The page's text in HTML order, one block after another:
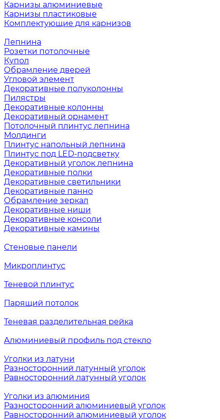
Карнизы алюминиевые
Карнизы пластиковые
Комплектующие для карнизов
Лепнина
Розетки потолочные
Купол
Обрамление дверей
Угловой элемент
Декоративные полуколонны
Пилястры
Декоративные колонны
Декоративный орнамент
Потолочный плинтус лепнина
Молдинги
Плинтус напольный лепнина
Плинтус под LED-подсветку
Декоративный уголок лепнина
Декоративные полки
Декоративные светильники
Декоративные панно
Обрамление зеркал
Декоративные ниши
Декоративные консоли
Декоративные камины
Стеновые панели
Микроплинтус
Теневой плинтус
Парящий потолок
Теневая разделительная рейка
Алюминиевый профиль под стекло
Уголки из латуни
Разносторонний латунный уголок
Равносторонний латунный уголок
Уголки из алюминия
Разносторонний алюминиевый уголок
Равносторонний алюминиевый уголок